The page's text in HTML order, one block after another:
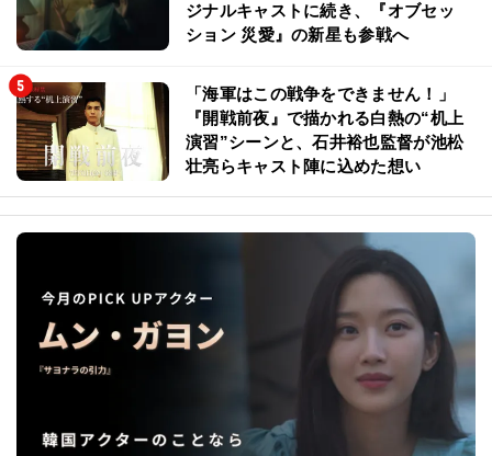
ジナルキャストに続き、『オブセッ
ション 災愛』の新星も参戦へ
「海軍はこの戦争をできません！」
『開戦前夜』で描かれる白熱の“机上
演習”シーンと、石井裕也監督が池松
壮亮らキャスト陣に込めた想い